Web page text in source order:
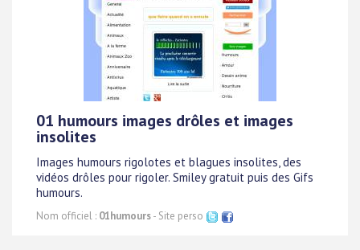
01 humours images drôles et images
insolites
Images humours rigolotes et blagues insolites, des
vidéos drôles pour rigoler. Smiley gratuit puis des Gifs
humours.
Nom officiel : 01humours- Site perso